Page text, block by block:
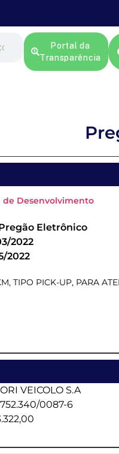
Portal da
Transparência
de Desenvolvimento
Eletrônico
2022
2022
TIPO PICK-UP, PARA
VEICOLO S.A
0087-6